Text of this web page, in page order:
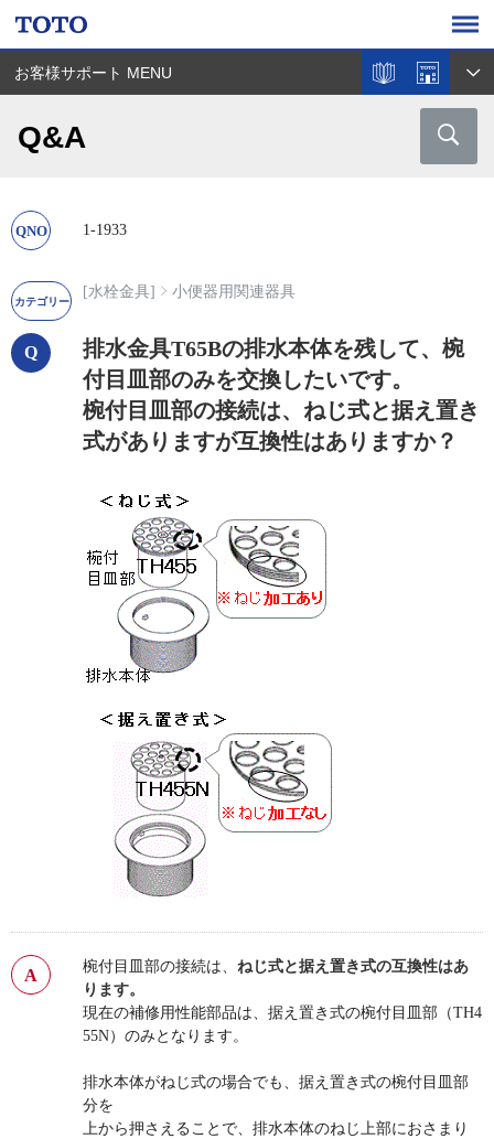
お客様サポート MENU
Q&A
1-1933
[水栓金具] 小便器用関連器具
排水金具T65Bの排水本体を残して、椀
付目皿部のみを交換したいです。
椀付目皿部の接続は、ねじ式と据え置き
式がありますが互換性はありますか？
椀付目皿部の接続は、 ねじ式と据え置き式の互換性はあ
ります。
現在の補修用性能部品は、据え置き式の椀付目皿部（TH4
55N）のみとなります。
排水本体がねじ式の場合でも、据え置き式の椀付目皿部
分を
上から押さえることで、排水本体のねじ上部におさまり